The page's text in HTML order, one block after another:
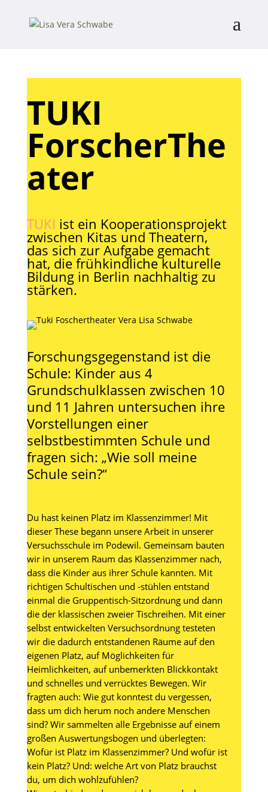
TUKI
ForscherThe
ater
TUKI ist ein Kooperationsprojekt
zwischen Kitas und Theatern,
das sich zur Aufgabe gemacht
hat, die frühkindliche kulturelle
Bildung in Berlin nachhaltig zu
stärken.
Forschungsgegenstand ist die
Schule: Kinder aus 4
Grundschulklassen zwischen 10
und 11 Jahren untersuchen ihre
Vorstellungen einer
selbstbestimmten Schule und
fragen sich: „Wie soll meine
Schule sein?“
Du hast keinen Platz im Klassenzimmer! Mit
dieser These begann unsere Arbeit in unserer
Versuchsschule im Podewil. Gemeinsam bauten
wir in unserem Raum das Klassenzimmer nach,
dass die Kinder aus ihrer Schule kannten. Mit
richtigen Schultischen und -stühlen entstand
einmal die Gruppentisch-Sitzordnung und dann
die der klassischen zweier Tischreihen. Mit einer
selbst entwickelten Versuchsordnung testeten
wir die dadurch entstandenen Räume auf den
eigenen Platz, auf Möglichkeiten für
Heimlichkeiten, auf unbemerkten Blickkontakt
und schnelles und verrücktes Bewegen. Wir
fragten auch: Wie gut konntest du vergessen,
dass um dich herum noch andere Menschen
sind? Wir sammelten alle Ergebnisse auf einem
großen Auswertungsbogen und überlegten:
Wofür ist Platz im Klassenzimmer? Und wofür ist
kein Platz? Und: welche Art von Platz brauchst
du, um dich wohlzufühlen?